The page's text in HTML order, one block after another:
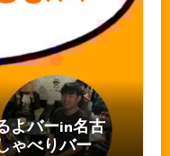
よバーin名古
ゃべりバー